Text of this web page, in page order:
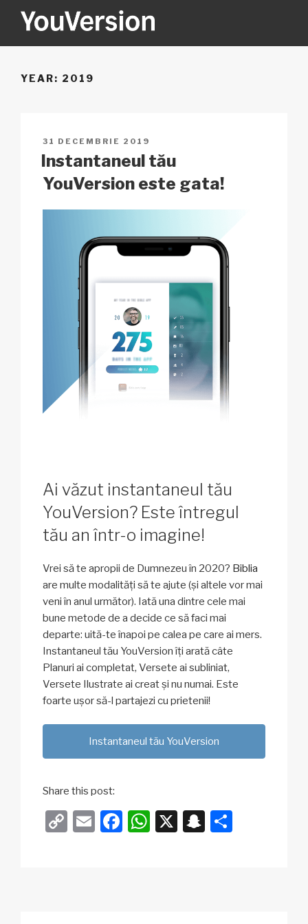
YOUVERSION
YEAR: 2019
PUBLICAT
PE
31 DECEMBRIE 2019
Instantaneul tău
YouVersion este gata!
Ai văzut instantaneul tău
YouVersion? Este întregul
tău an într-o imagine!
Vrei să te apropii de Dumnezeu în 2020? Biblia
are multe modalități să te ajute (și altele vor mai
veni în anul următor). Iată una dintre cele mai
bune metode de a decide ce să faci mai
departe: uită-te înapoi pe calea pe care ai mers.
Instantaneul tău YouVersion îți arată câte
Planuri ai completat, Versete ai subliniat,
Versete Ilustrate ai creat și nu numai. Este
foarte ușor să-l partajezi cu prietenii!
Instantaneul tău YouVersion
Share this post:
C
E
F
W X
S